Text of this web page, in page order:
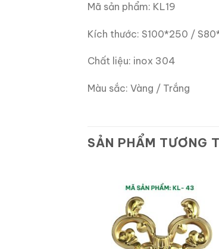
Mã sản phẩm: KL19
Kích thước: S100*250 /
Chất liệu: inox 304
Màu sắc: Vàng / Trắng
SẢN PHẨM TƯƠNG